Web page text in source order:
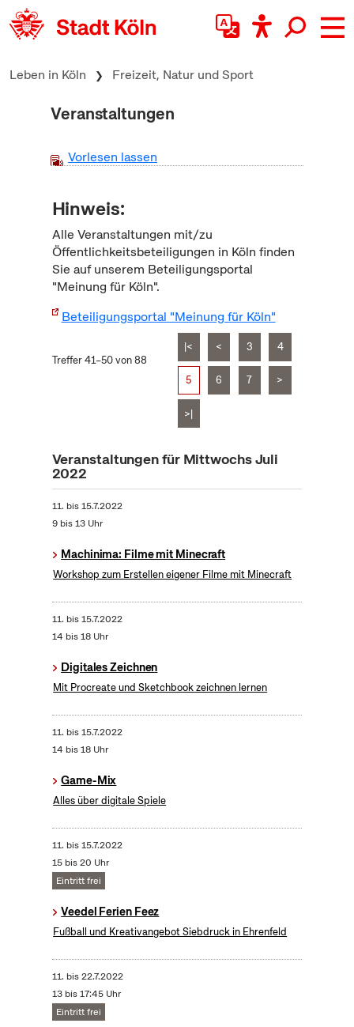
zum Inhalt springen
Leben in Köln Freizeit, Natur und Sport
Veranstaltungen
Vorlesen lassen
Hinweis:
Alle Veranstaltungen mit/zu
Öffentlichkeitsbeteiligungen in Köln finden
Sie auf unserem Beteiligungsportal
"Meinung für Köln".
Beteiligungsportal "Meinung für Köln"
Treffer 41–50 von 88
|< < 3 4
5 6 7 >
>|
Veranstaltungen für Mittwochs Juli
2022
11. bis15.7.2022
9 bis 13 Uhr
Machinima: Filme mit Minecraft
Workshop zum Erstellen eigener Filme mit Minecraft
11. bis15.7.2022
14 bis 18 Uhr
Digitales Zeichnen
Mit Procreate und Sketchbook zeichnen lernen
11. bis15.7.2022
14 bis 18 Uhr
Game-Mix
Alles über digitale Spiele
11. bis15.7.2022
15 bis 20 Uhr
Eintritt frei
Veedel Ferien Feez
Fußball und Kreativangebot Siebdruck in Ehrenfeld
11. bis22.7.2022
13 bis 17:45 Uhr
Eintritt frei